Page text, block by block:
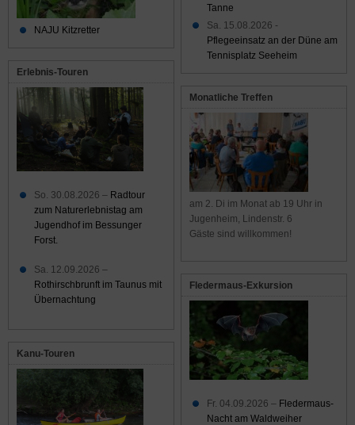
Tanne
Sa. 15.08.2026 -
Pflegeeinsatz an der Düne am
Tennisplatz Seeheim
Monatliche Treffen
am 2. Di im Monat ab 19 Uhr in
Jugenheim, Lindenstr. 6
Gäste sind willkommen!
Fledermaus-Exkursion
Fr. 04.09.2026 – Fledermaus-
Nacht am Waldweiher
NAJU Kitzretter
Erlebnis-Touren
So. 30.08.2026 – Radtour
zum Naturerlebnistag am
Jugendhof im Bessunger
Forst.
Sa. 12.09.2026 –
Rothirschbrunft im Taunus mit
Übernachtung
Kanu-Touren